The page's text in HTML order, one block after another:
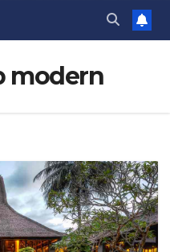
modern